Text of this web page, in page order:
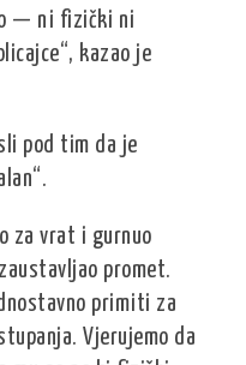
— ni fizički ni
kazao je
pod tim da je
za vrat i gurnuo
promet.
primiti za
Vjerujemo da